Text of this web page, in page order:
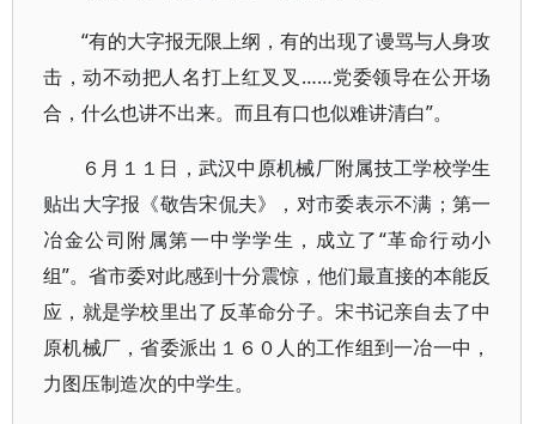
“有的大字报无限上纲，有的出现了谩骂与人身攻
击，动不动把人名打上红叉叉……党委领导在公开场
合，什么也讲不出来。而且有口也似难讲清白”。
６月１１日，武汉中原机械厂附属技工学校学生
贴出大字报《敬告宋侃夫》，对市委表示不满；第一
冶金公司附属第一中学学生，成立了“革命行动小
组”。省市委对此感到十分震惊，他们最直接的本能反
应，就是学校里出了反革命分子。宋书记亲自去了中
原机械厂，省委派出１６０人的工作组到一冶一中，
力图压制造次的中学生。